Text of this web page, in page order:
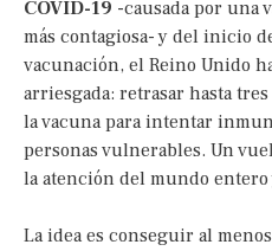
COVID-19 -causada por una
más contagiosa- y del inicio
vacunación, el Reino Unido
arriesgada: retrasar hasta
la vacuna para intentar
personas vulnerables. Un
la atención del mundo
La idea es conseguir al